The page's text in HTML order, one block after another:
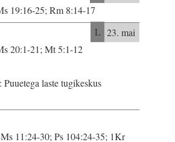
19:16-25; Rm 8:14-17
L 23. mai
20:1-21; Mt 5:1-12
laste tugikeskus
11:24-30; Ps 104:24-35; 1Kr